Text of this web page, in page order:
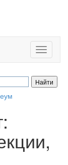
Toggle